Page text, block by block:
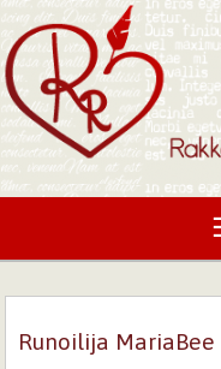
Runoilija MariaBee